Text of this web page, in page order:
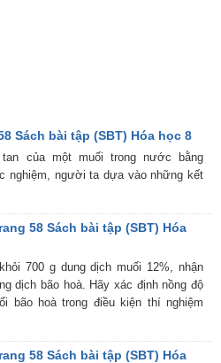
Sách bài tập (SBT) Hóa học 8
của một muối trong nước bằng
nghiệm, người ta dựa vào những kết
58 Sách bài tập (SBT) Hóa
700 g dung dịch muối 12%, nhận
dịch bão hoà. Hãy xác định nồng độ
bão hoà trong điều kiện thí nghiệm
58 Sách bài tập (SBT) Hóa